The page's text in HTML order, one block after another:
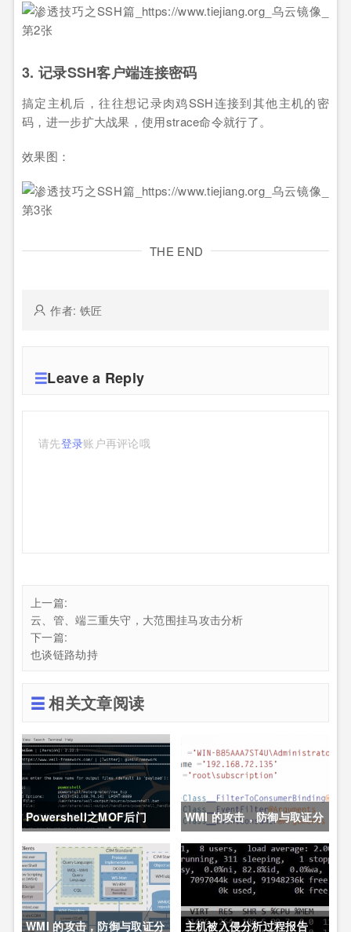
3. 记录SSH客户端连接密码
搞定主机后，往往想记录肉鸡SSH连接到其他主机的密
码，进一步扩大战果，使用strace命令就行了。
效果图：
THE END
作者: 铁匠
Leave a Reply
请先登录账户再评论哦
上一篇:
云、管、端三重失守，大范围挂马攻击分析
下一篇:
也谈链路劫持
相关文章阅读
Powershell之MOF后门
WMI 的攻击，防御与取证分
析技术之防御篇
WMI 的攻击，防御与取证分 主机被入侵分析过程报告